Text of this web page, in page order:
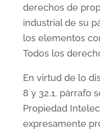
derechos de
industrial de su
los elementos
Todos los
En virtud de lo
8 y 32.1, párrafo
Propiedad
expresamente